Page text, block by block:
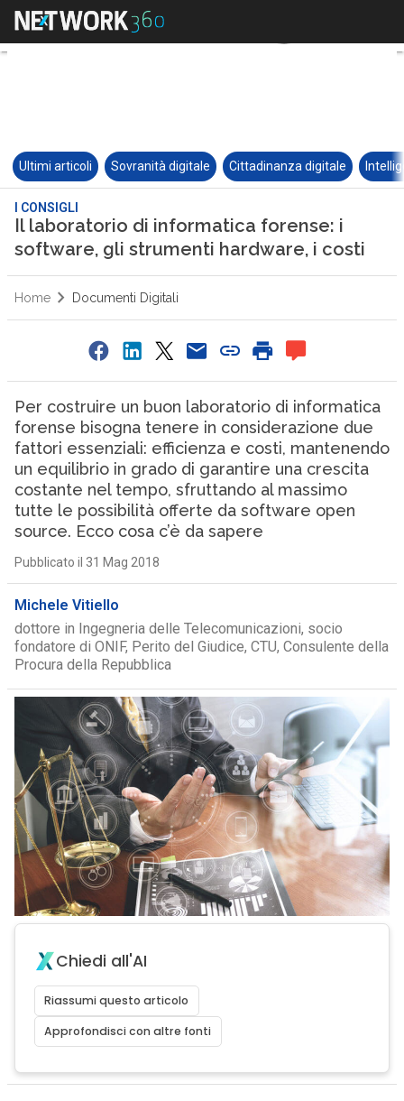
Ultimi articoli Sovranità digitale Cittadinanza digitale
I CONSIGLI
Il laboratorio di informatica forense: i
software, gli strumenti hardware, i costi
Home Documenti Digitali
Per costruire un buon laboratorio di informatica
forense bisogna tenere in considerazione due
fattori essenziali: efficienza e costi, mantenendo
un equilibrio in grado di garantire una crescita
costante nel tempo, sfruttando al massimo
tutte le possibilità offerte da software open
source. Ecco cosa c’è da sapere
Pubblicato il 31 Mag 2018
Michele Vitiello
dottore in Ingegneria delle Telecomunicazioni, socio
fondatore di ONIF, Perito del Giudice, CTU, Consulente della
Procura della Repubblica
Chiedi all'AI
Riassumi questo articolo
Approfondisci con altre fonti